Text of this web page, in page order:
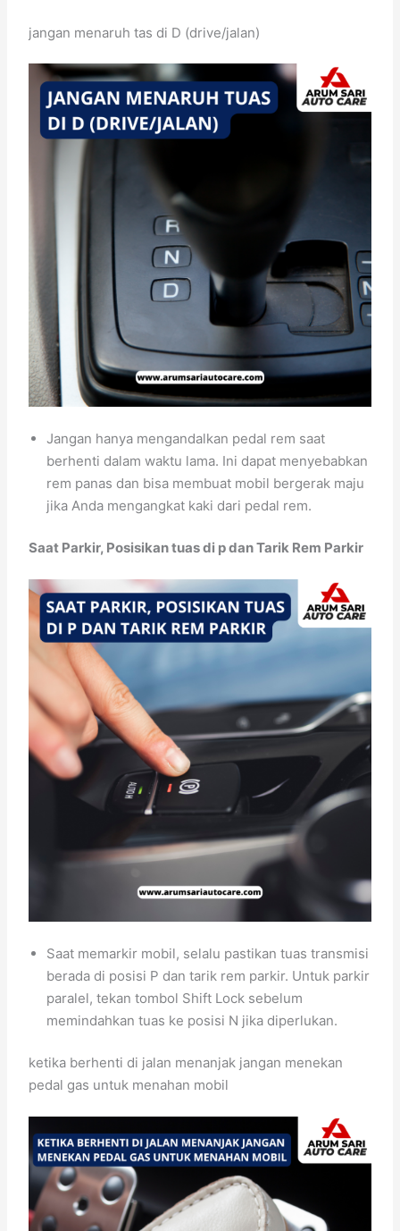
jangan menaruh tas di D (drive/jalan)
Jangan hanya mengandalkan pedal rem saat
berhenti dalam waktu lama. Ini dapat menyebabkan
rem panas dan bisa membuat mobil bergerak maju
jika Anda mengangkat kaki dari pedal rem.
Saat Parkir, Posisikan tuas di p dan Tarik Rem Parkir
Saat memarkir mobil, selalu pastikan tuas transmisi
berada di posisi P dan tarik rem parkir. Untuk parkir
paralel, tekan tombol Shift Lock sebelum
memindahkan tuas ke posisi N jika diperlukan.
ketika berhenti di jalan menanjak jangan menekan
pedal gas untuk menahan mobil